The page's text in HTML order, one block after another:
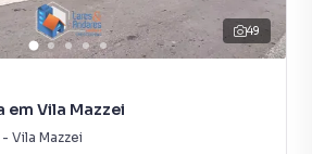
estritamente residencial, seguro e
de vida e vizinhança familiar.
49
em Vila Mazzei
- Vila Mazzei